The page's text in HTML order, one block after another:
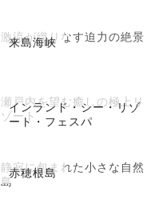
来島海峡
激流が織りなす迫力の絶景
インランド・シー・リゾ
ート・フェスパ
瀬戸内を望む癒しの極上リ
ゾート
赤穂根島
静寂に包まれた小さな自然
島